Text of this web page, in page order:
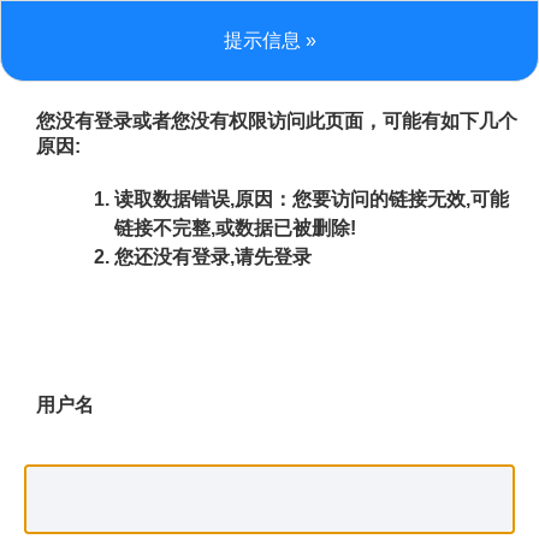
提示信息 »
您没有登录或者您没有权限访问此页面，可能有如下几个
原因:
读取数据错误,原因：您要访问的链接无效,可能
链接不完整,或数据已被删除!
您还没有登录,请先登录
用户名